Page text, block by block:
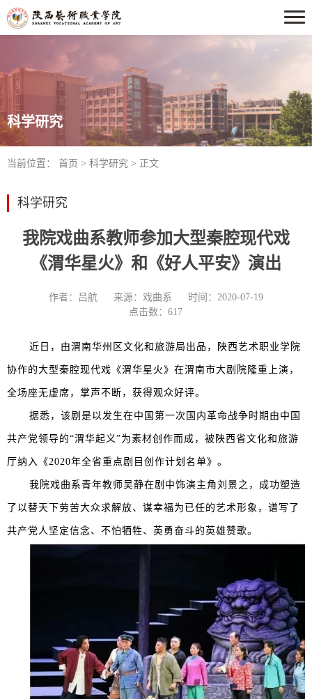
科学研究
当前位置： 首页 > 科学研究 > 正文
科学研究
我院戏曲系教师参加大型秦腔现代戏
《渭华星火》和《好人平安》演出
作者：吕航 来源：戏曲系
时间：2020-07-19
点击数：617
近日，由渭南华州区文化和旅游局出品，陕西艺术职业学院
协作的大型秦腔现代戏《渭华星火》在渭南市大剧院隆重上演，
全场座无虚席，掌声不断，获得观众好评。
据悉， 该剧是以发生在中国第一次国内革命战争时期由中国
共产党领导的“渭华起义”为素材创作而成， 被陕西省文化和旅游
厅纳入《2020年全省重点剧目创作计划名单》。
我院戏曲系青年教师吴静在剧中饰演主角刘景之，成功塑造
了以替天下劳苦大众求解放、谋幸福为已任的艺术形象，谱写了
共产党人坚定信念、不怕牺牲、英勇奋斗的英雄赞歌。